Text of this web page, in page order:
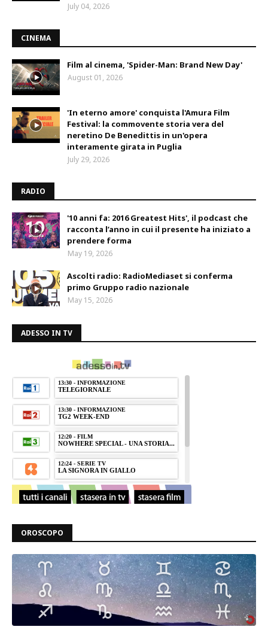
July 04, 2026
CINEMA
Film al cinema, 'Spider-Man: Brand New Day'
August 01, 2026
'In eterno amore' conquista l'Amura Film
Festival: la commovente storia vera del
neretino De Benedittis in un'opera
interamente girata in Puglia
July 29, 2026
RADIO
'10 anni fa: 2016 Greatest Hits', il podcast che
racconta l’anno in cui il presente ha iniziato a
prendere forma
May 19, 2026
Ascolti radio: RadioMediaset si conferma
primo Gruppo radio nazionale
May 15, 2026
ADESSO IN TV
OROSCOPO